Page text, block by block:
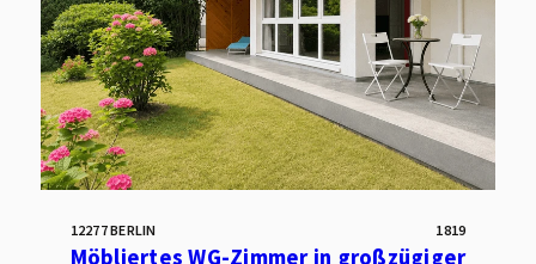
12277 BERLIN 1819
Möbliertes WG-Zimmer in großzügiger